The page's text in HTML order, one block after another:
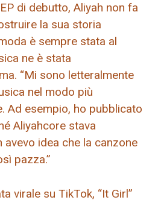
di debutto, Aliyah non fa
la sua storia
è sempre stata al
ne è stata
“Mi sono letteralmente
nel modo più
Ad esempio, ho pubblicato
Aliyahcore stava
idea che la canzone
pazza.”
virale su TikTok, “It Girl”